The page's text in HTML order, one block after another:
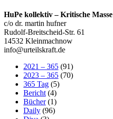
HuPe kollektiv – Kritische Masse
c/o dr. martin hufner
Rudolf-Breitscheid-Str. 61
14532 Kleinmachnow
info@urteilskraft.de
2021 – 365 (91)
2023 – 365 (70)
365 Tag (5)
Bericht (4)
Bücher(1)
Daily (96)